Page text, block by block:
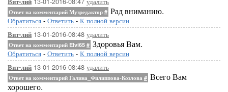
Ответ на комментарий Музредактор # Рад вниманию.
Обратиться - Ответить - К полной версии
Вит-лий 13-01-2016-08:48 удалить
Ответ на комментарий Elvi65 # Здоровья Вам.
Обратиться - Ответить - К полной версии
Вит-лий 13-01-2016-08:48 удалить
Ответ на комментарий Галина_Филиппова-Козлова # Всего Вам
хорошего.